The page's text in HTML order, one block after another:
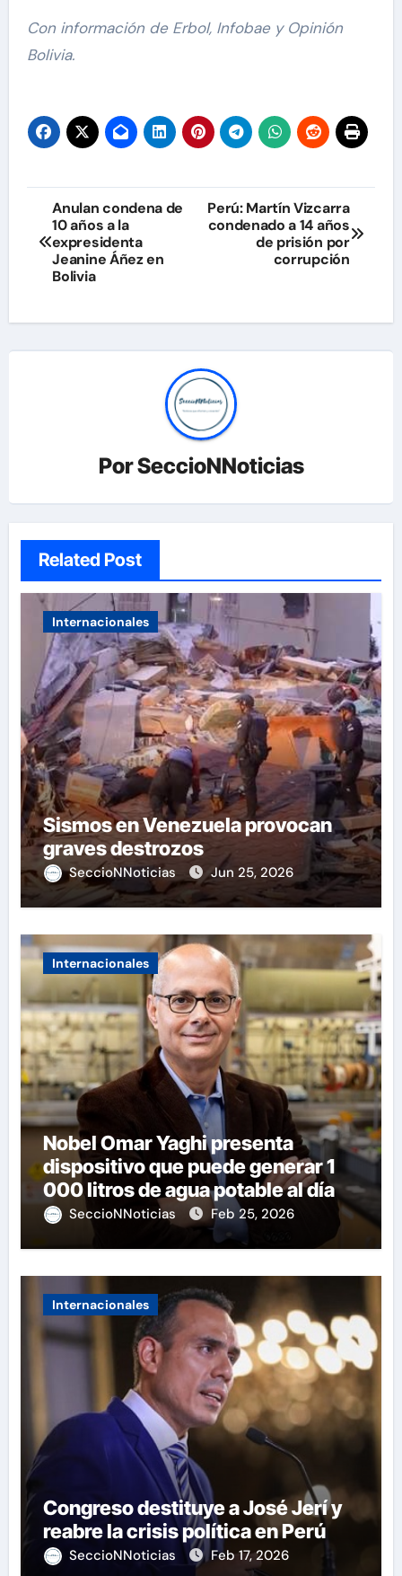
Con información de Erbol, Infobae y Opinión
Bolivia.
Navegación
de
entradas
Anulan condena de
10 años a la
expresidenta
Jeanine Áñez en
Bolivia
Perú: Martín Vizcarra
condenado a 14 años
de prisión por
corrupción
PorSeccioNNoticias
Related Post
Internacionales
Sismos en Venezuela provocan
graves destrozos
SeccioNNoticias Jun 25, 2026
Internacionales
Nobel Omar Yaghi presenta
dispositivo que puede generar 1
000 litros de agua potable al día
SeccioNNoticias Feb 25, 2026
Internacionales
Congreso destituye a José Jerí y
reabre la crisis política en Perú
SeccioNNoticias Feb 17, 2026